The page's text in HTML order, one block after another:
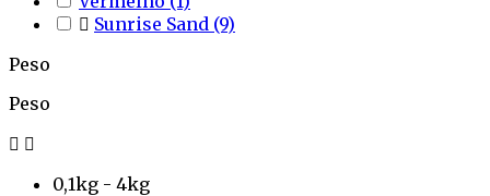
 Sunrise Sand (9)
Peso
Peso
 
0,1kg - 4kg